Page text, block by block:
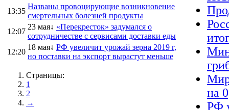
13:35
Названы провоцирующие возникновение
смертельных болезней продукты
12:07
23 мая↓ «Перекресток» задумался о
сотрудничестве с сервисами доставки еды
12:20
18 мая↓ РФ увеличит урожай зерна 2019 г,
но поставки на экспорт вырастут меньше
Страницы:
1
2
→
на
РФ